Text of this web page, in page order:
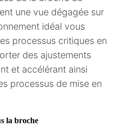
une vue dégagée sur
idéal vous
processus critiques en
des ajustements
et accélérant ainsi
processus de mise en
la broche